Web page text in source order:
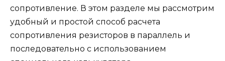
сопротивление. В этом разделе мы рассмотрим
удобный и простой способ расчета
сопротивления резисторов в параллель и
последовательно с использованием